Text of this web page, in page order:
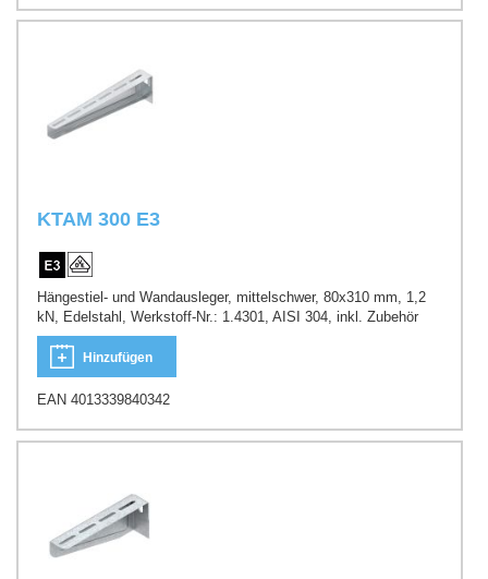
KTAM 300 E3
Hängestiel- und Wandausleger, mittelschwer, 80x310 mm, 1,2
kN, Edelstahl, Werkstoff-Nr.: 1.4301, AISI 304, inkl. Zubehör
Hinzufügen
EAN 4013339840342